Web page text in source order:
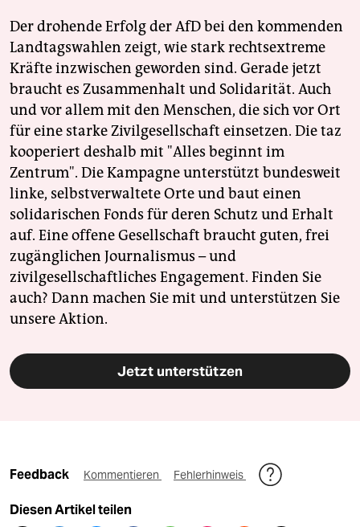
Der drohende Erfolg der AfD bei den kommenden
Landtagswahlen zeigt, wie stark rechtsextreme
Kräfte inzwischen geworden sind. Gerade jetzt
braucht es Zusammenhalt und Solidarität. Auch
und vor allem mit den Menschen, die sich vor Ort
für eine starke Zivilgesellschaft einsetzen. Die taz
kooperiert deshalb mit "Alles beginnt im
Zentrum". Die Kampagne unterstützt bundesweit
linke, selbstverwaltete Orte und baut einen
solidarischen Fonds für deren Schutz und Erhalt
auf. Eine offene Gesellschaft braucht guten, frei
zugänglichen Journalismus – und
zivilgesellschaftliches Engagement. Finden Sie
auch? Dann machen Sie mit und unterstützen Sie
unsere Aktion.
Jetzt unterstützen
Feedback Kommentieren Fehlerhinweis
Diesen Artikel teilen